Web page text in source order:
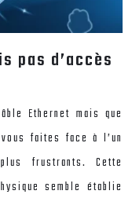
pas d’accès
Ethernet mais que
faites face à l’un
frustrants. Cette
semble établie